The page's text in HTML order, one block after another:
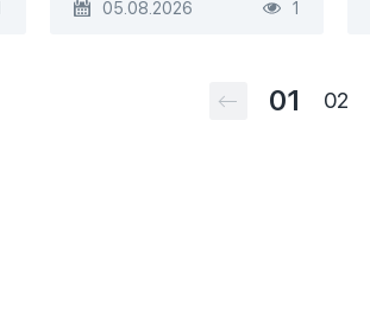
05.08.2026 1
01 02